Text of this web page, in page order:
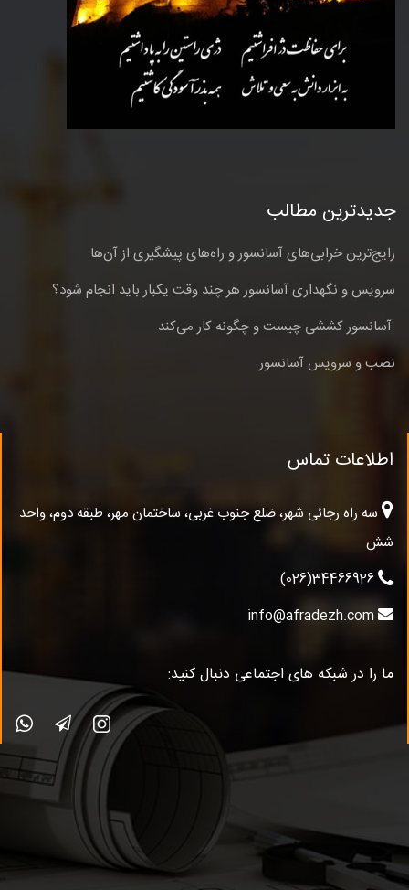
جدیدترین مطالب
رایج‌ترین خرابی‌های آسانسور و راه‌های پیشگیری از آن‌ها
سرویس و نگهداری آسانسور هر چند وقت یکبار باید انجام شود؟
آسانسور کششی چیست و چگونه کار می‌کند
نصب و سرویس آسانسور
اطلاعات تماس
سه راه رجائی شهر، ضلع جنوب غربی، ساختمان مهر، طبقه دوم، واحد
شش
34466926(026)
info@afradezh.com
ما را در شبکه های اجتماعی دنبال کنید: